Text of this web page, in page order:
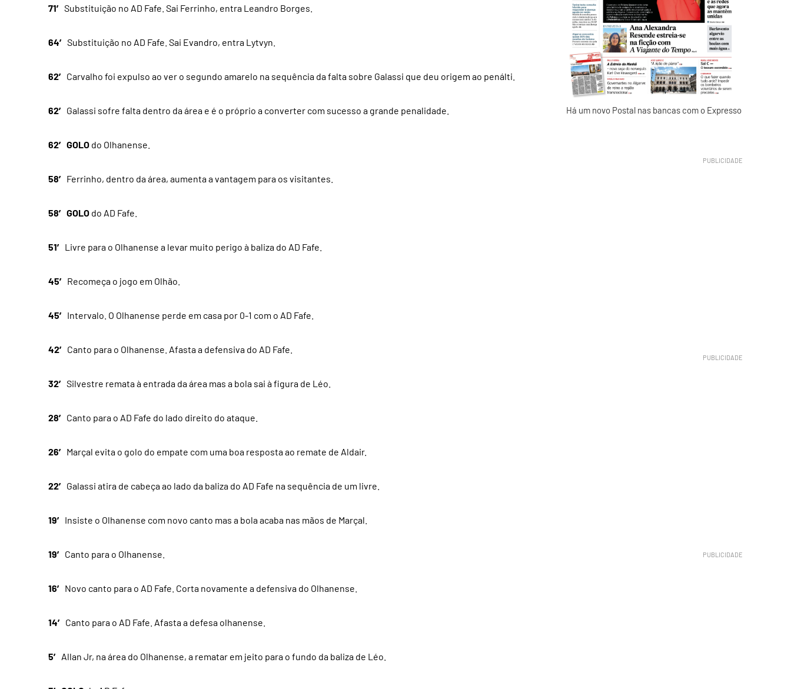
71′ Substituição no AD Fafe. Sai Ferrinho, entra Leandro Borges.
64′ Substituição no AD Fafe. Sai Evandro, entra Lytvyn.
62′ Carvalho foi expulso ao ver o segundo amarelo na sequência da falta sobre Galassi que deu origem ao penálti.
62′ Galassi sofre falta dentro da área e é o próprio a converter com sucesso a grande penalidade.
62′ GOLO do Olhanense.
58′ Ferrinho, dentro da área, aumenta a vantagem para os visitantes.
58′ GOLO do AD Fafe.
51′ Livre para o Olhanense a levar muito perigo à baliza do AD Fafe.
45′ Recomeça o jogo em Olhão.
45′ Intervalo. O Olhanense perde em casa por 0-1 com o AD Fafe.
42′ Canto para o Olhanense. Afasta a defensiva do AD Fafe.
32′ Silvestre remata à entrada da área mas a bola sai à figura de Léo.
28′ Canto para o AD Fafe do lado direito do ataque.
26′ Marçal evita o golo do empate com uma boa resposta ao remate de Aldair.
22′ Galassi atira de cabeça ao lado da baliza do AD Fafe na sequência de um livre.
19′ Insiste o Olhanense com novo canto mas a bola acaba nas mãos de Marçal.
19′ Canto para o Olhanense.
16′ Novo canto para o AD Fafe. Corta novamente a defensiva do Olhanense.
14′ Canto para o AD Fafe. Afasta a defesa olhanense.
5′ Allan Jr, na área do Olhanense, a rematar em jeito para o fundo da baliza de Léo.
Há um novo Postal nas bancas com o Expresso